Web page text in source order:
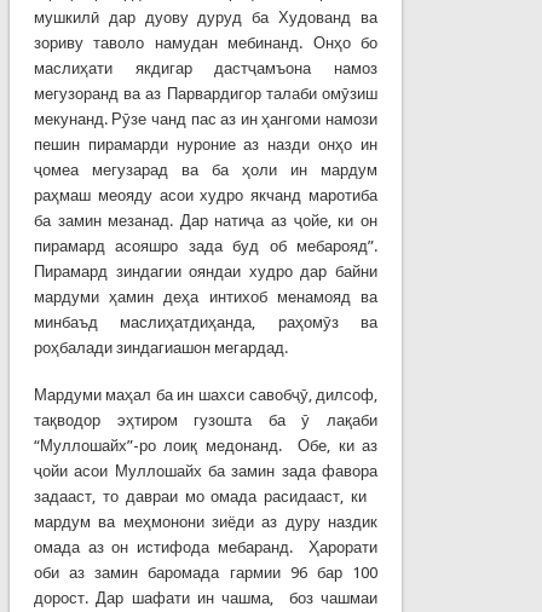
мушкилӣ дар дуову дуруд ба Худованд ва
зориву таволо намудан мебинанд. Онҳо бо
маслиҳати якдигар дастҷамъона намоз
мегузоранд ва аз Парвардигор талаби омӯзиш
мекунанд. Рӯзе чанд пас аз ин ҳангоми намози
пешин пирамарди нуроние аз назди онҳо ин
ҷомеа мегузарад ва ба ҳоли ин мардум
раҳмаш меояду асои худро якчанд маротиба
ба замин мезанад. Дар натиҷа аз ҷойе, ки он
пирамард асояшро зада буд об мебарояд”.
Пирамард зиндагии ояндаи худро дар байни
мардуми ҳамин деҳа интихоб менамояд ва
минбаъд маслиҳатдиҳанда, раҳомӯз ва
роҳбалади зиндагиашон мегардад.
Мардуми маҳал ба ин шахси савобҷӯ, дилсоф,
тақводор эҳтиром гузошта ба ӯ лақаби
“Муллошайх”-ро лоиқ медонанд. Обе, ки аз
ҷойи асои Муллошайх ба замин зада фавора
задааст, то давраи мо омада расидааст, ки
мардум ва меҳмонони зиёди аз дуру наздик
омада аз он истифода мебаранд. Ҳарорати
оби аз замин баромада гармии 96 бар 100
дорост. Дар шафати ин чашма, боз чашмаи